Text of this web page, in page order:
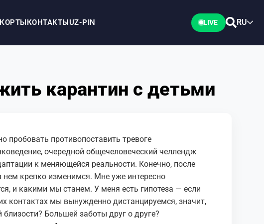
КОРТЫКОНТАКТЫUZ-PIN LIVE RU
карантин с детьми
пробовать противопоставить тревоге
очередной общечеловеческий челлендж
к меняющейся реальности. Конечно, после
крепко изменимся. Мне уже интересно
и какими мы станем. У меня есть гипотеза — если
контактах мы вынужденно дистанцируемся, значит,
Большей заботы друг о друге?